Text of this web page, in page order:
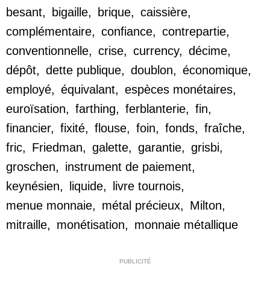
besant, bigaille, brique, caissière,
complémentaire, confiance, contrepartie,
conventionnelle, crise, currency, décime,
dépôt, dette publique, doublon, économique,
employé, équivalant, espèces monétaires,
euroïsation, farthing, ferblanterie, fin,
financier, fixité, flouse, foin, fonds, fraîche,
fric, Friedman, galette, garantie, grisbi,
groschen, instrument de paiement,
keynésien, liquide, livre tournois,
menue monnaie, métal précieux, Milton,
mitraille, monétisation, monnaie métallique
PUBLICITÉ